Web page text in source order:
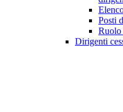
Posti
Ruolo
Dirigenti